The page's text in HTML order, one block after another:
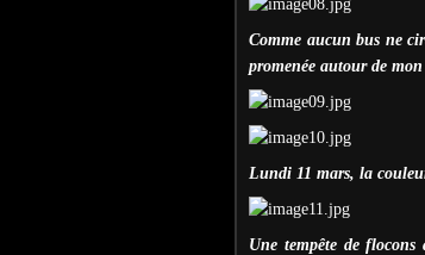
Comme aucun bus ne
promenée autour de
Lundi 11 mars, la
Une tempête de